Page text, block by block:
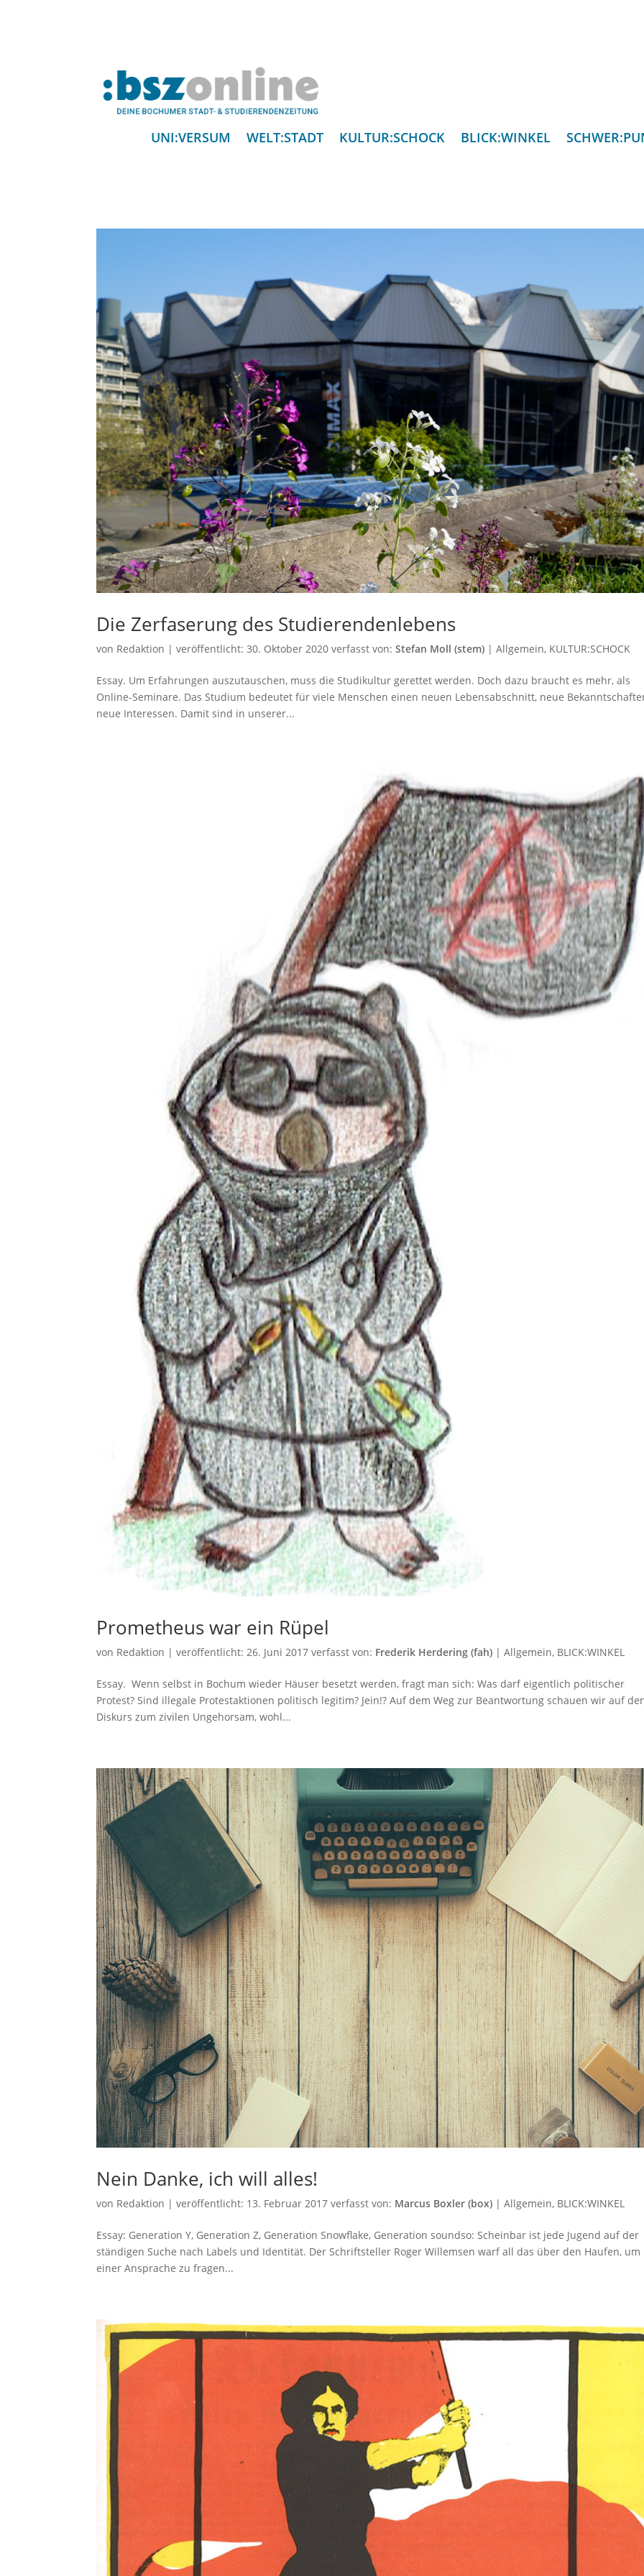
UNI:VERSUM WELT:STADT KULTUR:SCHOCK BLICK:WINKEL
Die Zerfaserung des Studierendenlebens
von Redaktion |veröffentlicht:30. Oktober 2020 verfasst von:Stefan Moll (stem) |Allgemein, KULTUR:SCHOCK
Essay. Um Erfahrungen auszutauschen, muss die Studikultur gerettet werden. Doch dazu braucht es mehr, als
Online-Seminare. Das Studium bedeutet für viele Menschen einen neuen Lebensabschnitt, neue
neue Interessen. Damit sind in unserer...
Prometheus war ein Rüpel
von Redaktion |veröffentlicht:26. Juni 2017 verfasst von: Frederik Herdering (fah) |Allgemein, BLICK:WINKEL
Essay. Wenn selbst in Bochum wieder Häuser besetzt werden, fragt man sich: Was darf eigentlich politischer
Protest? Sind illegale Protestaktionen politisch legitim? Jein!? Auf dem Weg zur Beantwortung schauen wir auf
Diskurs zum zivilen Ungehorsam, wohl...
Nein Danke, ich will alles!
von Redaktion |veröffentlicht: 13. Februar 2017 verfasst von: Marcus Boxler (box) |Allgemein, BLICK:WINKEL
Essay: Generation Y, Generation Z, Generation Snowflake, Generation soundso: Scheinbar ist jede Jugend auf der
ständigen Suche nach Labels und Identität. Der Schriftsteller Roger Willemsen warf all das über den Haufen, um
einer Ansprache zu fragen...